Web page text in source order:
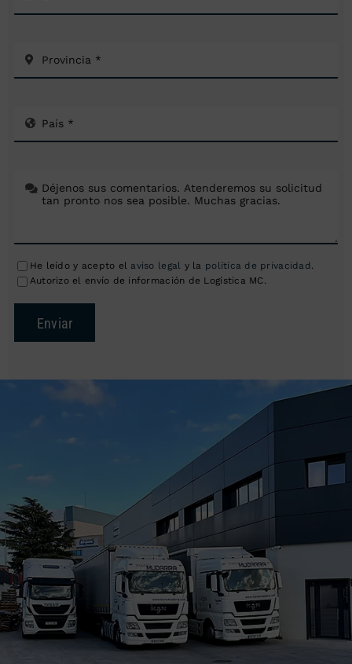
He leído y acepto el aviso legal y la política de privacidad.
Autorizo el envío de información de Logística MC.
Enviar